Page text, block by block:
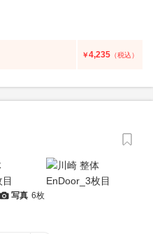
￥4,235 （税込）
写真 6枚